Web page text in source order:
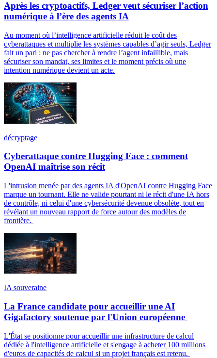
Après les cryptoactifs, Ledger veut sécuriser l’action
numérique à l’ère des agents IA
Au moment où l’intelligence artificielle réduit le coût des
cyberattaques et multiplie les systèmes capables d’agir seuls, Ledger
fait un pari : ne pas chercher à rendre l’agent infaillible, mais
sécuriser son mandat, ses limites et le moment précis où une
intention numérique devient un acte.
décryptage
Cyberattaque contre Hugging Face : comment
OpenAI maîtrise son récit
L'intrusion menée par des agents IA d'OpenAI contre Hugging Face
marque un tournant. Elle ne valide pourtant ni le récit d'une IA hors
de contrôle, ni celui d'une cybersécurité devenue obsolète, tout en
révélant un nouveau rapport de force autour des modèles de
frontière.
IA souveraine
La France candidate pour accueillir une AI
Gigafactory soutenue par l'Union européenne
L'État se positionne pour accueillir une infrastructure de calcul
dédiée à l'intelligence artificielle et s'engage à acheter 100 millions
d'euros de capacités de calcul si un projet français est retenu.